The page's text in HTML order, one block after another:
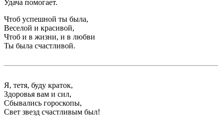
Удача помогает.
Чтоб успешной ты была,
Веселой и красивой,
Чтоб и в жизни, и в любви
Ты была счастливой.
Я, тетя, буду краток,
Здоровья вам и сил,
Сбывались гороскопы,
Свет звезд счастливым был!